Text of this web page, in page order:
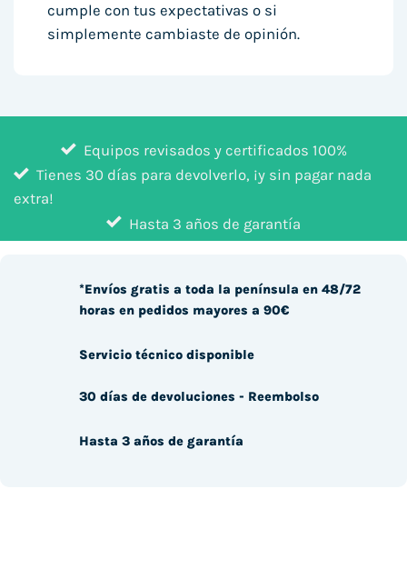
cumple con tus expectativas o si
simplemente cambiaste de opinión.
Equipos revisados y certificados 100%
Tienes 30 días para devolverlo, ¡y sin pagar nada
extra!
Hasta 3 años de garantía
*Envíos gratis a toda la península en 48/72
horas en pedidos mayores a 90€
Servicio técnico disponible
30 días de devoluciones - Reembolso
Hasta 3 años de garantía